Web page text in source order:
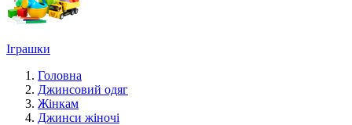
Іграшки
Головна
Джинсовий одяг
Жінкам
Джинси жіночі